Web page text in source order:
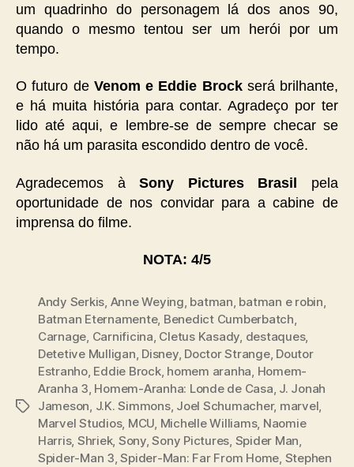
um quadrinho do personagem lá dos anos 90,
quando o mesmo tentou ser um herói por um
tempo.
O futuro de Venom e Eddie Brockserá brilhante,
e há muita história para contar. Agradeço por ter
lido até aqui, e lembre-se de sempre checar se
não há um parasita escondido dentro de você.
Agradecemos àSony Pictures Brasil pela
oportunidade de nos convidar para a cabine de
imprensa do filme.
NOTA: 4/5
Tags
Andy Serkis, Anne Weying, batman, batman e robin,
Batman Eternamente, Benedict Cumberbatch,
Carnage, Carnificina, Cletus Kasady, destaques,
Detetive Mulligan, Disney, Doctor Strange, Doutor
Estranho, Eddie Brock, homem aranha, Homem-
Aranha 3, Homem-Aranha: Londe de Casa, J. Jonah
Jameson, J.K. Simmons, Joel Schumacher, marvel,
Marvel Studios, MCU, Michelle Williams, Naomie
Harris, Shriek, Sony,Sony Pictures, Spider Man,
Spider-Man 3,Spider-Man: Far From Home, Stephen